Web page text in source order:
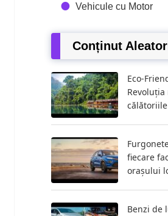
Vehicule cu Motor
Conținut
Eco-
fiecare
orașului
Benzi de